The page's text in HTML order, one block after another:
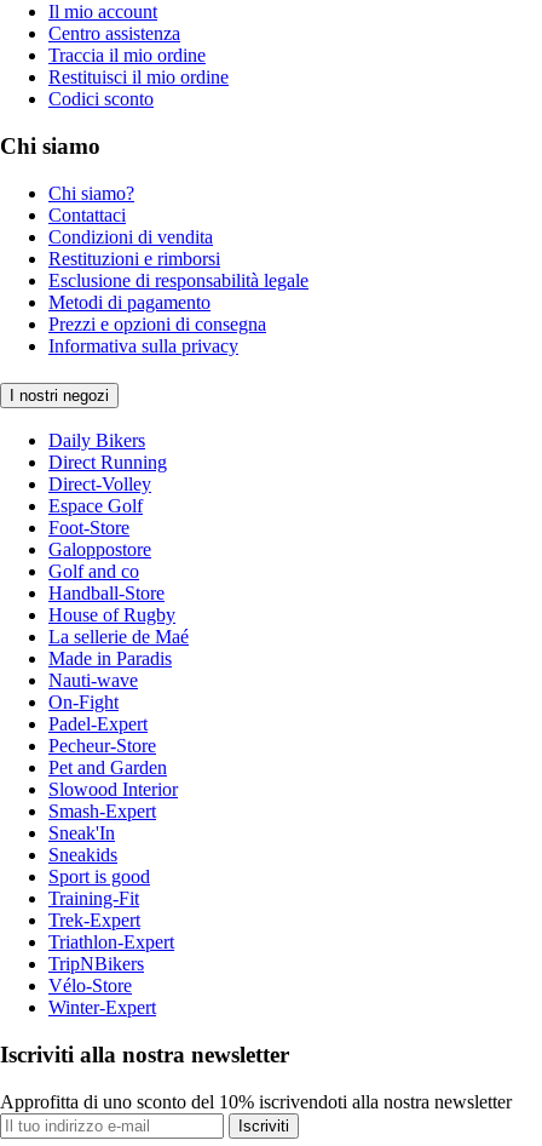
Il mio account
Centro assistenza
Traccia il mio ordine
Restituisci il mio ordine
Codici sconto
Chi siamo
Chi siamo?
Contattaci
Condizioni di vendita
Restituzioni e rimborsi
Esclusione di responsabilità legale
Metodi di pagamento
Prezzi e opzioni di consegna
Informativa sulla privacy
I nostri negozi
Daily Bikers
Direct Running
Direct-Volley
Espace Golf
Foot-Store
Galoppostore
Golf and co
Handball-Store
House of Rugby
La sellerie de Maé
Made in Paradis
Nauti-wave
On-Fight
Padel-Expert
Pecheur-Store
Pet and Garden
Slowood Interior
Smash-Expert
Sneak'In
Sneakids
Sport is good
Training-Fit
Trek-Expert
Triathlon-Expert
TripNBikers
Vélo-Store
Winter-Expert
Iscriviti alla nostra newsletter
Approfitta di uno sconto del 10% iscrivendoti alla nostra newsletter
Iscriviti